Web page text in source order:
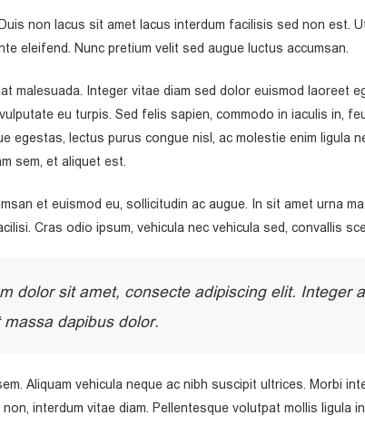
non lacus sit amet lacus interdum facilisis sed non est.
eleifend. Nunc pretium velit sed augue luctus accumsan.
malesuada. Integer vitae diam sed dolor euismod laoreet
eu turpis. Sed felis sapien, commodo in iaculis in,
egestas, lectus purus congue nisl, ac molestie enim ligula
sem, et aliquet est.
et euismod eu, sollicitudin ac augue. In sit amet urna
Cras odio ipsum, vehicula nec vehicula sed, convallis
dolor sit amet, consecte adipiscing elit.
massa dapibus dolor.
Aliquam vehicula neque ac nibh suscipit ultrices. Morbi
interdum vitae diam. Pellentesque volutpat mollis